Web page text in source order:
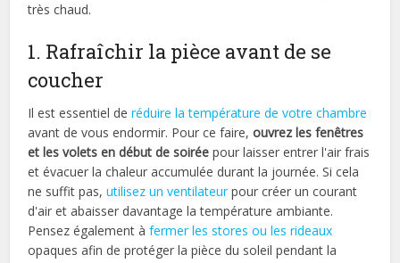
très chaud.
1. Rafraîchir la pièce avant de se
coucher
Il est essentiel de réduire la température de votre chambre
avant de vous endormir. Pour ce faire,ouvrez les fenêtres
et les volets en début de soirée pour laisser entrer l'air frais
et évacuer la chaleur accumulée durant la journée. Si cela
ne suffit pas,utilisez un ventilateurpour créer un courant
d'air et abaisser davantage la température ambiante.
Pensez également àfermer les stores ou les rideaux
opaques afin de protéger la pièce du soleil pendant la